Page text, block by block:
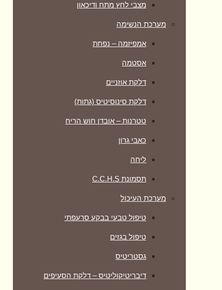
מצבי לחץ מתח ודיכאון
מערכת הנשימה
אמפיזמה – נפחת
אסטמה
דלקת אוזניים
דלקת סינוסיטיס (גתות)
טטרנות – אובדן חוש הריח
כאבי גרון
ליחה
תסמונת C.C.H.S
מערכת העיכול
טיפול טבעי בבקע סרעפתי
טיפול בגזים
גסטריטיס
דיבריטיקוליטיס – דלקת הסעיפים